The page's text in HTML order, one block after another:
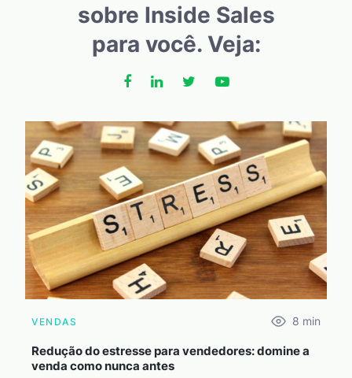
sobre Inside Sales
para você. Veja:
VENDAS 8 min
Redução do estresse para vendedores: domine a
venda como nunca antes